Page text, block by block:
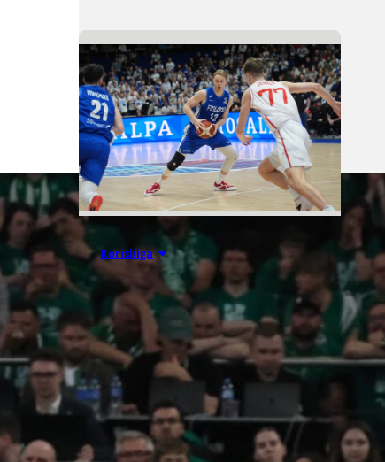
Korisliiga 07.08.2026 09:23
Daniel Dolenc
KTP-Basketin
haaviin